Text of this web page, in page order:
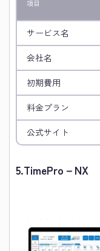
項目
サービス名
会社名
初期費用
料金プラン
公式サイト
5.TimePro－NX